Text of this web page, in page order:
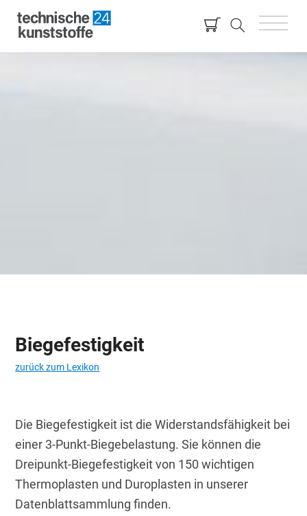
Biegefestigkeit
zurück zum Lexikon
Die Biegefestigkeit ist die Widerstandsfähigkeit bei
einer 3-Punkt-Biegebelastung. Sie können die
Dreipunkt-Biegefestigkeit von 150 wichtigen
Thermoplasten und Duroplasten in unserer
Datenblattsammlung finden.